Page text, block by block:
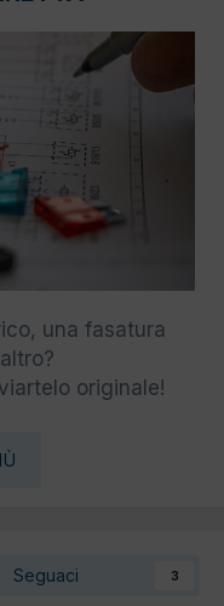
una fasatura
originale!
Seguaci 3